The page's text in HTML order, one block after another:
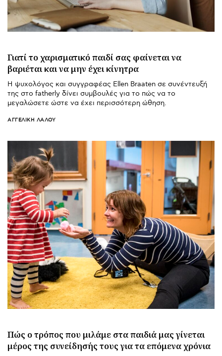
Γιατί το χαρισματικό παιδί σας φαίνεται να
βαριέται και να μην έχει κίνητρα
Η ψυχολόγος και συγγραφέας Ellen Braaten σε συνέντευξή
της στο fatherly δίνει συμβουλές για το πώς να το
μεγαλώσετε ώστε να έχει περισσότερη ώθηση.
ΑΓΓΕΛΙΚΉ ΛΆΛΟΥ
Πώς ο τρόπος που μιλάμε στα παιδιά μας γίνεται
μέρος της συνείδησής τους για τα επόμενα χρόνια